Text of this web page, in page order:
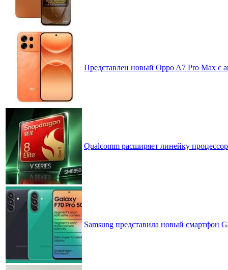
Представлен новый Oppo A7 Pro Max с
Qualcomm расширяет линейку
Samsung представила новый смартфон